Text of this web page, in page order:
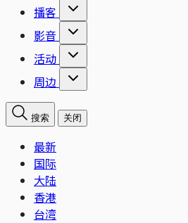
播客
影音
活动
周边
搜索 关闭
最新
国际
大陆
香港
台湾